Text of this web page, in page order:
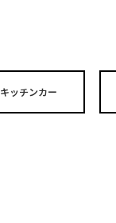
キッチンカー